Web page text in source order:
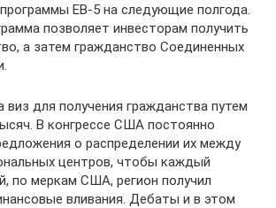
ЕВ-5 на следующие полгода.
позволяет инвесторам получить
а затем гражданство Соединенных
виз для получения гражданства путем
В конгрессе США постоянно
о распределении их между
центров, чтобы каждый
по меркам США, регион получил
вливания. Дебаты и в этом